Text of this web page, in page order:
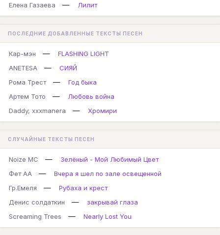
Елена Газаева
— Лилит
ПОСЛЕДНИЕ ДОБАВЛЕННЫЕ ТЕКСТЫ ПЕСЕН
Кар-мэн —
FLASHING LIGHT
ANETESA
—
СИЯЙ
Рома Трест
—
Год быка
Артем Тото
—
Любовь война
Daddy, xxxmanera
— Хромири
СЛУЧАЙНЫЕ ТЕКСТЫ ПЕСЕН
Noize MC —
Зелёный - Мой Любимый Цвет
Фет АА
—
Вчера я шел по зале освещенной
Гр.Емеля
—
Рубаха и крест
Денис солдаткин
—
закрывай глаза
Screaming Trees
— Nearly Lost You